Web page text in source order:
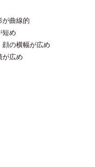
が曲線的
短め
顔の横幅が広め
が広め